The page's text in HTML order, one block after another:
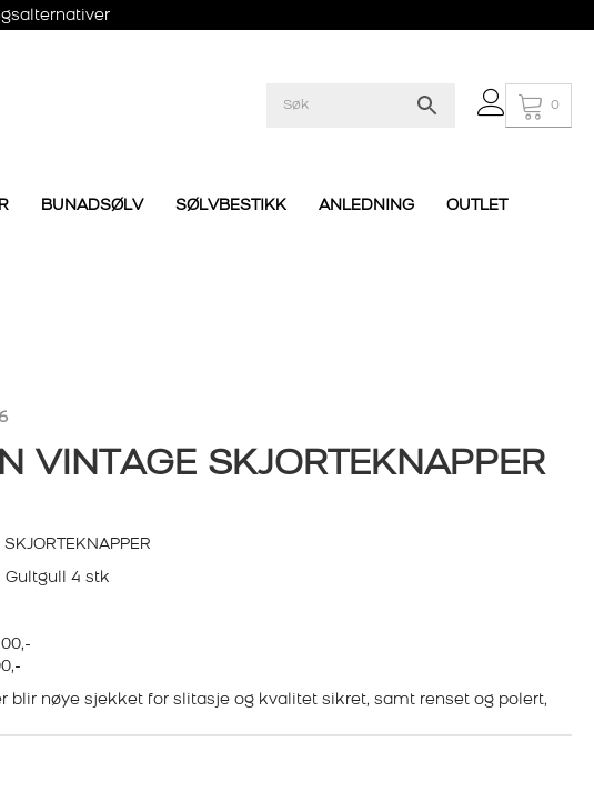
0
BUNADSØLV SØLVBESTIKK ANLEDNING
OUTLET
VINTAGE SKJORTEKNAPPER
Gultgull 4 stk
blir nøye sjekket for slitasje og kvalitet sikret, samt renset og polert,